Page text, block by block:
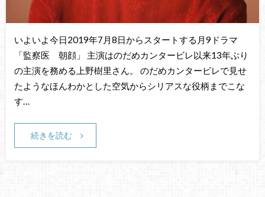
いよいよ今日2019年7月8日からスタートする月9ドラマ
「監察医 朝顔」 主演はのだめカンタービレ以来13年ぶり
の主演を務める上野樹里さん。 のだめカンタービレで見せ
たようなほんわかとした空気からシリアスな役柄までこな
す…
続きを読む